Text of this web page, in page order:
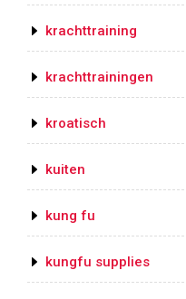
krachttraining
krachttrainingen
kroatisch
kuiten
kung fu
kungfu supplies